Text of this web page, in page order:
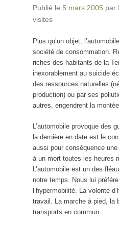
Publié le 5 mars 2005 par
visites
Plus qu’un objet,
société de consommation.
riches des habitants de la
inexorablement au suicide
des ressources naturelles
production) ou par ses
autres, engendrent la
L’automobile provoque des
la dernière en date est le
aussi pour conséquence
à un mort toutes les heures
L’automobile est un des
notre temps. Nous lui
l’hypermobilité. La volonté
travail. La marche à pied, la
transports en commun.